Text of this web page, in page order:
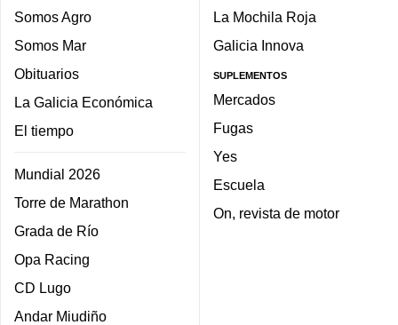
Somos Agro
Somos Mar
Obituarios
La Galicia Económica
El tiempo
Mundial 2026
Torre de Marathon
Grada de Río
Opa Racing
CD Lugo
Andar Miudiño
La Mochila Roja
Galicia Innova
SUPLEMENTOS
Mercados
Fugas
Yes
Escuela
On, revista de motor